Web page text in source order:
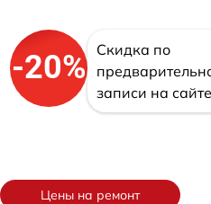
-20%
Скидка по
записи на сайте
Цены на ремонт